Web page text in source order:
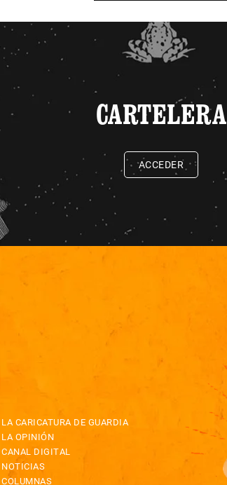
CARTELERA
ACCEDER
LA CARICATURA DE GUARDIA
LA OPINIÓN
CANAL DIGITAL
NOTICIAS
COLUMNAS